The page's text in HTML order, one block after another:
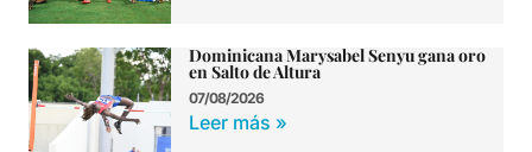
Dominicana Marysabel Senyu gana oro
en Salto de Altura
07/08/2026
Leer más »